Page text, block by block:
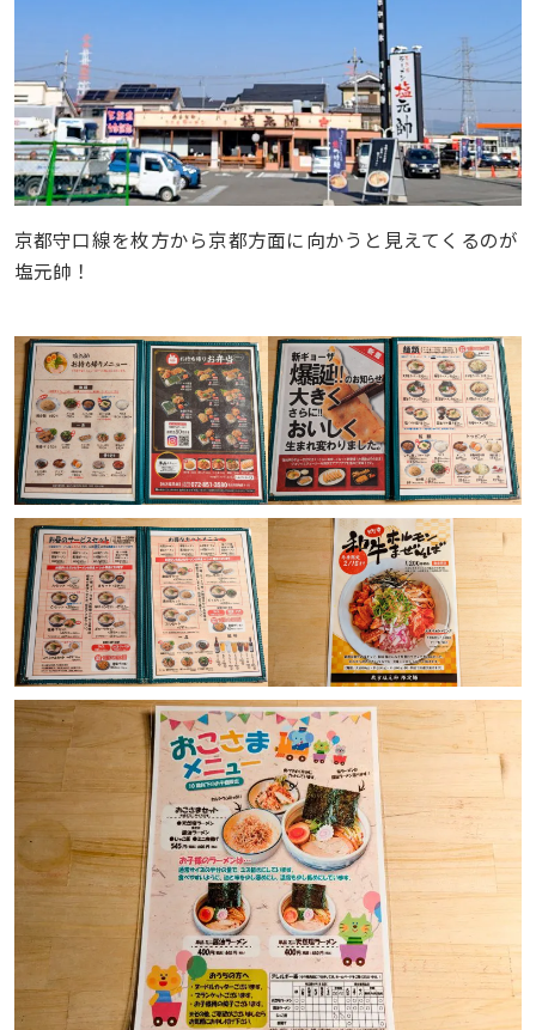
京都守口線を枚方から京都方面に向かうと見えてくるのが
塩元帥！